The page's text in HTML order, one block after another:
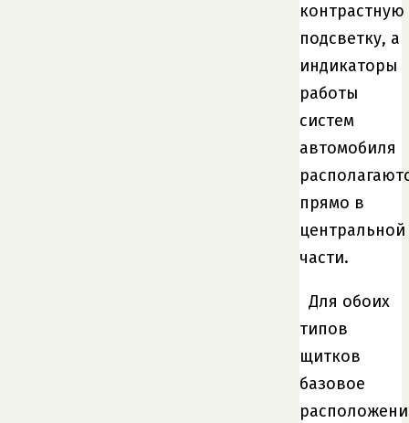
контрастную
подсветку, а
индикаторы
работы
систем
автомобиля
прямо в
центральной
части.
Для обоих
типов
щитков
базовое